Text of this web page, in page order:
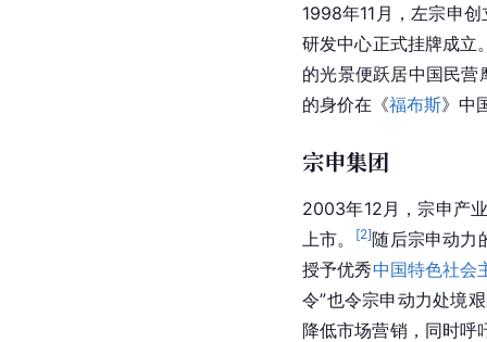
1998年11月，左宗申
研发中心正式挂牌成立
的光景便跃居中国民
的身价在《福布斯》中
宗申集团
2003年12月，宗申产
上市。
[2]随后宗申动力
授予优秀中国特色社会
令”也令宗申动力处境
降低市场营销，同时呼